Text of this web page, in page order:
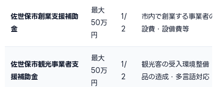
佐世保市創業支援補助
金
最大
50万
円
1/
2
市内で創業する事業者
設費・設備費等
佐世保市観光事業者支
援補助金
最大
50万
円
1/
2
観光客の受入環境整備
品の造成・多言語対応